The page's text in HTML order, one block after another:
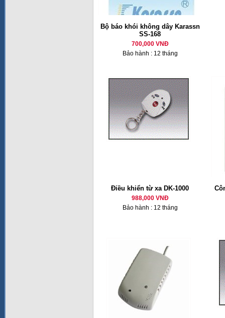
Bộ báo khói không dây Karassn
SS-168
700,000 VNĐ
Bảo hành : 12 tháng
Điều khiển từ xa DK-1000
988,000 VNĐ
Bảo hành : 12 tháng